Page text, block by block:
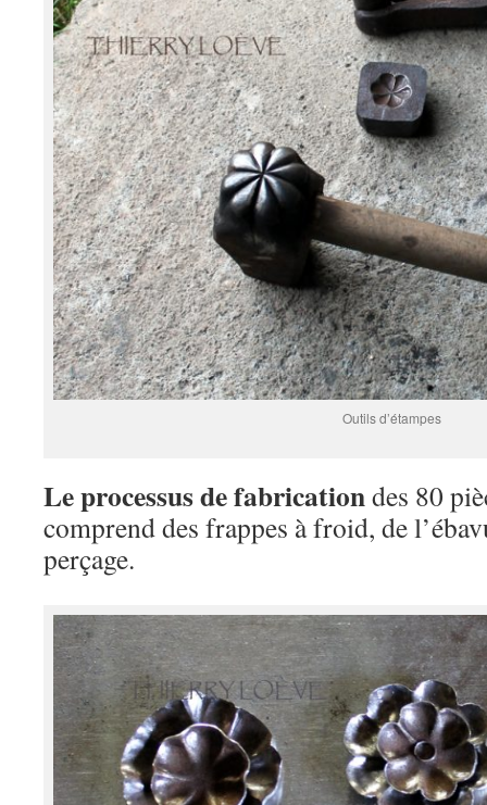
Outils d’étampes
Le processus de fabricationdes 80
comprend des frappes à froid, de
perçage.